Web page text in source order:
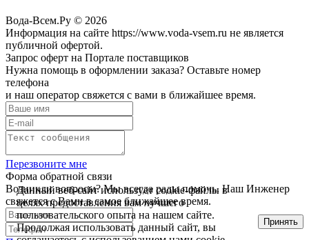
Вода-Всем.Ру © 2026
Информация на сайте https://www.voda-vsem.ru не является
публичной офертой.
Запрос оферт на Портале поставщиков
Нужна помощь в оформлении заказа? Оставьте номер
телефона
и наш оператор свяжется с вами в ближайшее время.
Перезвоните мне
Форма обратной связи
Возникли вопросы? Мы всегда рады помочь. Наш Инженер
свяжется с Вами в самое ближайшее время.
Данный веб-сайт использует cookie-файлы в
целях предоставления вам лучшего
пользовательского опыта на нашем сайте.
Продолжая использовать данный сайт, вы
Принять